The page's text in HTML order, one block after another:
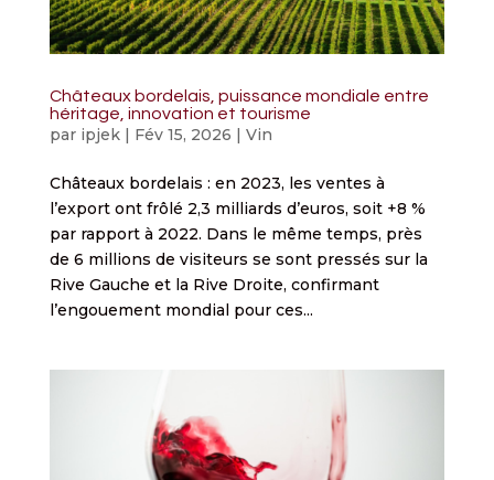
Châteaux bordelais, puissance mondiale entre
héritage, innovation et tourisme
par ipjek| Fév 15, 2026 | Vin
Châteaux bordelais : en 2023, les ventes à
l’export ont frôlé 2,3 milliards d’euros, soit +8 %
par rapport à 2022. Dans le même temps, près
de 6 millions de visiteurs se sont pressés sur la
Rive Gauche et la Rive Droite, confirmant
l’engouement mondial pour ces...